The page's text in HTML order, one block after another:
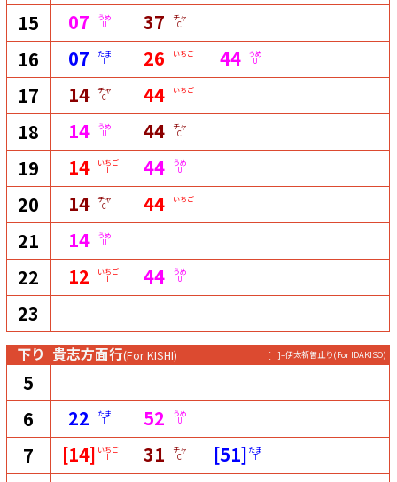
15 07 うめ
U 37 チャ
C
16 07 たま
T 26 いちご
I 44 うめ
U
17 14 チャ
C 44 いちご
I
18 14 うめ
U 44 チャ
C
19 14 いちご
I 44 うめ
U
20 14 チャ
C 44 いちご
I
21 14 うめ
U
22 12 いちご
I 44 うめ
U
23
下り 貴志方面行(For KISHI) [ ]=伊太祈曽止り(For IDAKISO)
5
6
22 たま
T 52 うめ
U
7 [14] いちご
I 31 チャ
C [51] たま
T